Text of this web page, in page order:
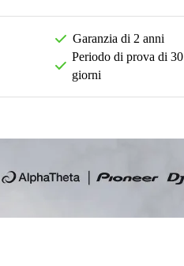
Garanzia di 2 anni
Periodo di prova di 30
giorni